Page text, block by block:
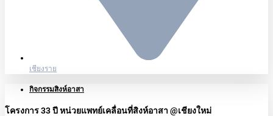
เชียงราย
กิจกรรมสิงห์อาสา
โครงการ 33 ปี หน่วยแพทย์เคลื่อนที่สิงห์อาสา @เชียงใหม่